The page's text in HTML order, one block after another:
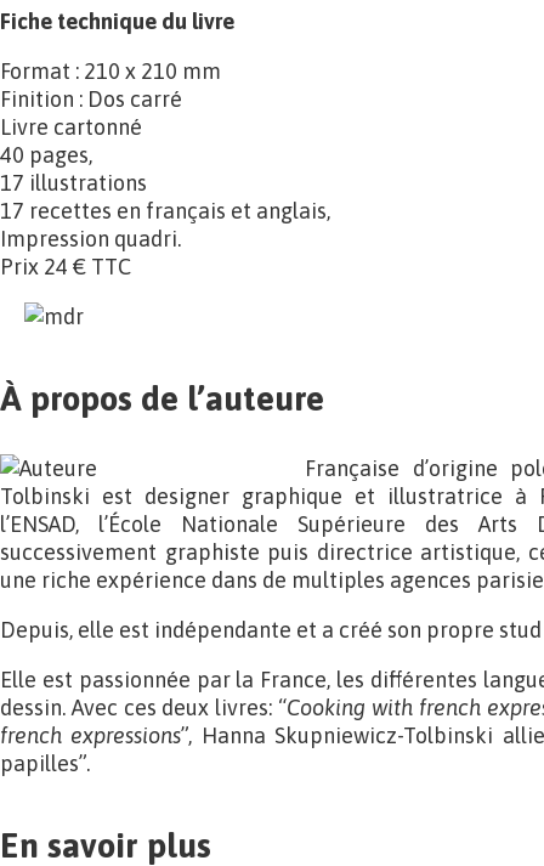
Fiche technique du livre
Format : 210 x 210 mm
Finition : Dos carré
Livre cartonné
40 pages,
17 illustrations
17 recettes en français et anglais,
Impression quadri.
Prix 24 € TTC
À propos de l’auteure
Française d’origine
Tolbinski est designer graphique et illustratrice à
l’ENSAD, l’École Nationale Supérieure des
successivement graphiste puis directrice artistique,
une riche expérience dans de multiples agences
Depuis, elle est indépendante et a créé son propre
Elle est passionnée par la France, les différentes
dessin. Avec ces deux livres: “Cooking with french
french expressions”, Hanna Skupniewicz-Tolbinski
papilles”.
En savoir plus